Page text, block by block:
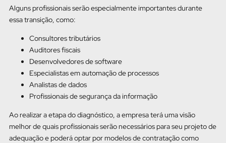
Alguns profissionais serão especialmente importantes durante
essa transição, como:
Consultores tributários
Auditores fiscais
Desenvolvedores de software
Especialistas em automação de processos
Analistas de dados
Profissionais de segurança da informação
Ao realizar a etapa do diagnóstico, a empresa terá uma visão
melhor de quais profissionais serão necessários para seu projeto de
adequação e poderá optar por modelos de contratação como